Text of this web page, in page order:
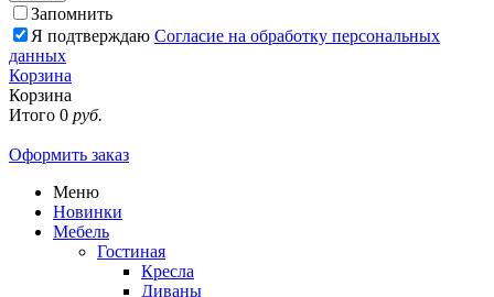
Запомнить
Я подтверждаю Согласие на обработку персональных
данных
Корзина
Корзина
Итого 0 руб.
Оформить заказ
Меню
Новинки
Мебель
Гостиная
Кресла
Диваны